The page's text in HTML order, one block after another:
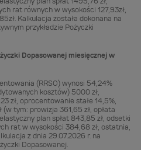
rat równych w wysokości 127,93zł,
Kalkulacja została dokonana na
przykładzie Pożyczki
Dopasowanej miesięcznej w
(RRSO) wynosi 54,24%
kosztów) 5000 zł,
zł, oprocentowanie stałe 14,5%,
tym: prowizja 361,65 zł, opłata
plan spłat 843,85 zł, odsetki
rat w wysokości 384,68 zł, ostatnia,
z dnia 29.07.2026 r. na
Dopasowanej.